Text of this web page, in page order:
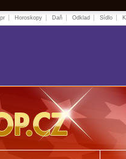
Horoskopy Daň Odklad Sídlo